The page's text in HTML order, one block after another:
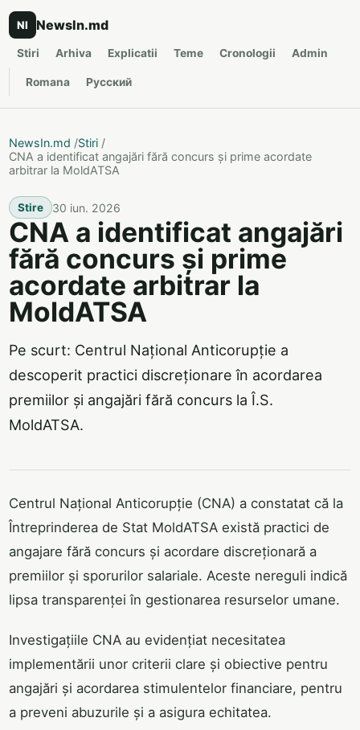
NI NewsIn.md
Stiri Arhiva Explicatii Teme Cronologii Admin
Romana Русский
NewsIn.md /Stiri /
CNA a identificat angajări fără concurs și prime acordate
arbitrar la MoldATSA
Stire 30 iun. 2026
CNA a identificat angajări
fără concurs și prime
acordate arbitrar la
MoldATSA
Pe scurt: Centrul Național Anticorupție a
descoperit practici discreționare în acordarea
premiilor și angajări fără concurs la Î.S.
MoldATSA.
Centrul Național Anticorupție (CNA) a constatat că la
Întreprinderea de Stat MoldATSA există practici de
angajare fără concurs și acordare discreționară a
premiilor și sporurilor salariale. Aceste nereguli indică
lipsa transparenței în gestionarea resurselor umane.
Investigațiile CNA au evidențiat necesitatea
implementării unor criterii clare și obiective pentru
angajări și acordarea stimulentelor financiare, pentru
a preveni abuzurile și a asigura echitatea.